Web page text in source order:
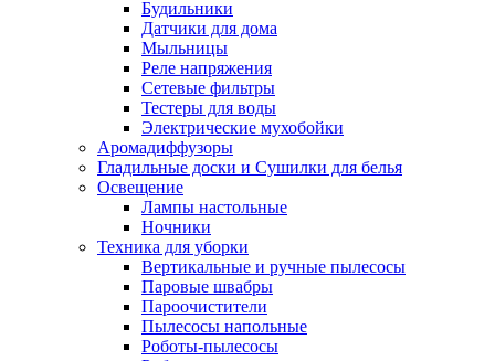
Будильники
Датчики для дома
Мыльницы
Реле напряжения
Сетевые фильтры
Тестеры для воды
Электрические мухобойки
Аромадиффузоры
Гладильные доски и Сушилки для белья
Освещение
Лампы настольные
Ночники
Техника для уборки
Вертикальные и ручные пылесосы
Паровые швабры
Пароочистители
Пылесосы напольные
Роботы-пылесосы